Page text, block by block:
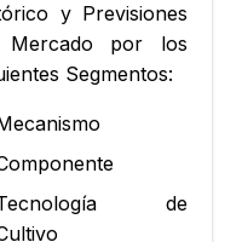
y Previsiones
Mercado por los
Segmentos:
de